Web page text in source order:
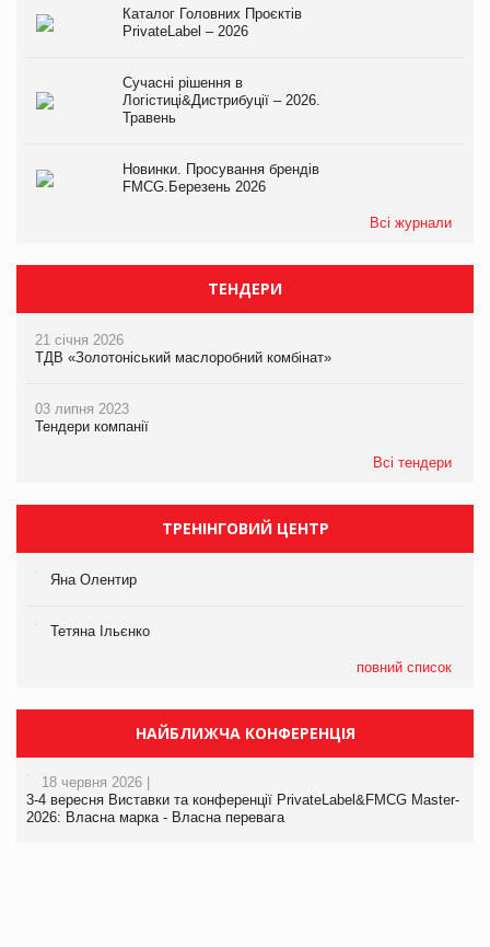
Каталог Головних Проєктів
PrivateLabel – 2026
Сучасні рішення в
Логістиці&Дистрибуції – 2026.
Травень
Новинки. Просування брендів
FMCG.Березень 2026
Всі журнали
ТЕНДЕРИ
21 січня 2026
ТДВ «Золотоніський маслоробний комбінат»
03 липня 2023
Тендери компанії
Всі тендери
ТРЕНІНГОВИЙ ЦЕНТР
Яна Олентир
Тетяна Ільєнко
повний список
НАЙБЛИЖЧА КОНФЕРЕНЦІЯ
18 червня 2026 |
3-4 вересня Виставки та конференції PrivateLabel&FMCG Master-
2026: Власна марка - Власна перевага